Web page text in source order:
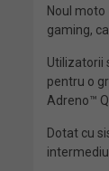
Noul moto
gaming,
Utilizatorii
pentru o
Adreno™
Dotat cu